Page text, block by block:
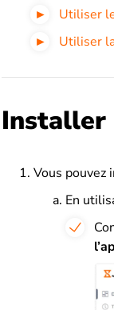
Utiliser
Utiliser
Installer
Vous pouvez
En